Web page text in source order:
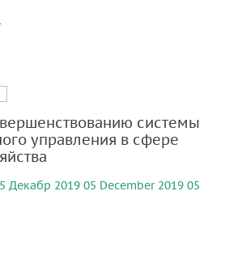
системы
управления в сфере
Декабр 2019 05 December 2019 05